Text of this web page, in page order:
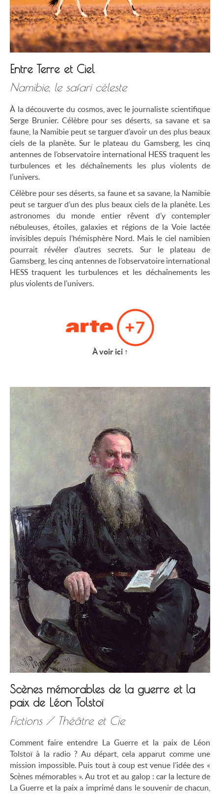
Entre Terre et Ciel
Namibie, le safari céleste
À la découverte du cosmos, avec le journaliste scientifique
Serge Brunier. Célèbre pour ses déserts, sa savane et sa
faune, la Namibie peut se targuer d’avoir un des plus beaux
ciels de la planète. Sur le plateau du Gamsberg, les cinq
antennes de l’observatoire international HESS traquent les
turbulences et les déchaînements les plus violents de
l’univers.
Célèbre pour ses déserts, sa faune et sa savane, la Namibie
peut se targuer d’un des plus beaux ciels de la planète. Les
astronomes du monde entier rêvent d’y contempler
nébuleuses, étoiles, galaxies et régions de la Voie lactée
invisibles depuis l’hémisphère Nord. Mais le ciel namibien
pourrait révéler d’autres secrets. Sur le plateau de
Gamsberg, les cinq antennes de l’observatoire international
HESS traquent les turbulences et les déchaînements les
plus violents de l’univers.
À voir ici ↑
Scènes mémorables de la guerre et la
paix de Léon Tolstoï
Fictions / Théâtre et Cie
Comment faire entendre La Guerre et la paix de Léon
Tolstoï à la radio ? Au départ, cela apparut comme une
mission impossible. Puis tout à coup est venue l’idée des «
Scènes mémorables ». Au trot et au galop : car la lecture de
La Guerre et la paix a imprimé dans le souvenir de chacun,